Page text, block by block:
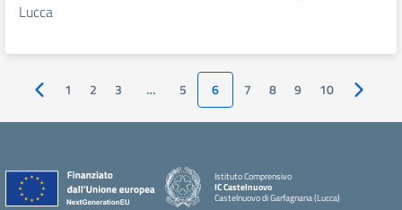
Lucca
Pagina precedente
1 2 3 … 5 6 7 8 9 10 Pagina
Istituto Comprensivo
IC Castelnuovo
Castelnuovo di Garfagnana (Lucca)